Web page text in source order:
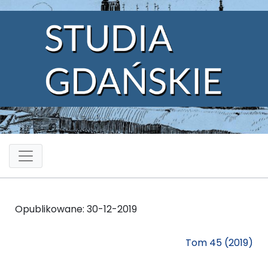
Opublikowane: 30-12-2019
Tom 45 (2019)